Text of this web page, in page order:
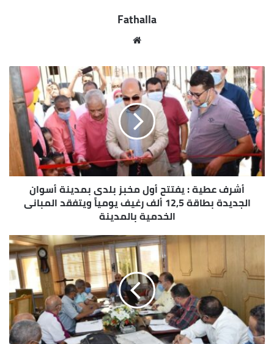
والبركة وعباس فريد والشواربى الجديد و أبطال التحرير و
أطلس وهميمى الجبلاوى ، وأضاف محافظ أسوان بأن
وقرى المحافظة ، وهو الذى يتوازى مع رصف بعض
الطرق الأخرى بـ 11 قرية على مستوى المحافظة ضمن
مبادرة حياة كريمة .
Fathalla
أشرف عطية : يفتتح أول مخبز بلدى بمدينة أسوان
الجديدة بطاقة 12,5 ألف رغيف يومياً ويتفقد المبانى
الخدمية بالمدينة